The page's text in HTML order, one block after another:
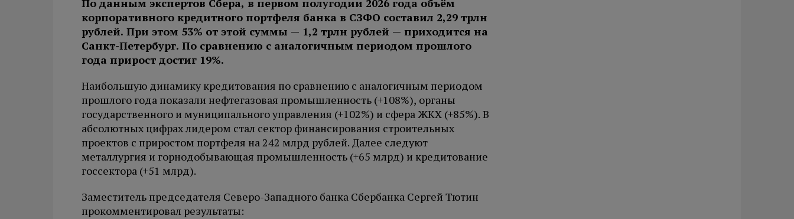
корпоративного кредитного портфеля банка в СЗФО составил 2,29 трлн
рублей. При этом 53% от этой суммы — 1,2 трлн рублей — приходится на
Санкт-Петербург. По сравнению с аналогичным периодом прошлого
года прирост достиг 19%.
Наибольшую динамику кредитования по сравнению с аналогичным периодом
прошлого года показали нефтегазовая промышленность (+108%), органы
государственного и муниципального управления (+102%) и сфера ЖКХ (+85%). В
абсолютных цифрах лидером стал сектор финансирования строительных
проектов с приростом портфеля на 242 млрд рублей. Далее следуют
металлургия и горнодобывающая промышленность (+65 млрд) и кредитование
госсектора (+51 млрд).
Заместитель председателя Северо-Западного банка Сбербанка Сергей Тютин
прокомментировал результаты: